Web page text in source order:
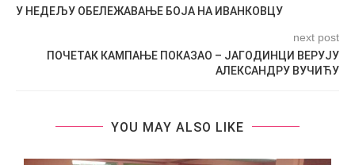
У НЕДЕЉУ ОБЕЛЕЖАВАЊЕ БОЈА НА ИВАНКОВЦУ
next post
ПОЧЕТАК КАМПАЊЕ ПОКАЗАО – ЈАГОДИНЦИ ВЕРУЈУ
АЛЕКСАНДРУ ВУЧИЋУ
YOU MAY ALSO LIKE